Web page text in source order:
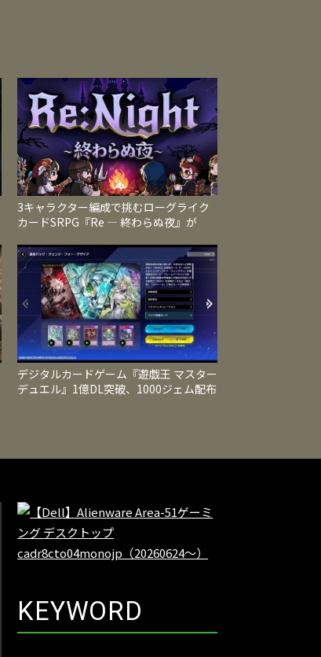
3キャラクター編成で挑むローグライク
カードSRPG『Re ― 終わらぬ夜』が
デジタルカードゲーム『遊戯王 マスター
デュエル』1億DL突破、1000ジェム配布
KEYWORD